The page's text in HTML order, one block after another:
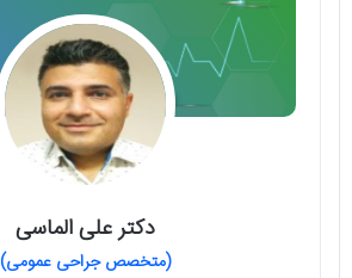
دکتر علی الماسی
(متخصص جراحی عمومی)